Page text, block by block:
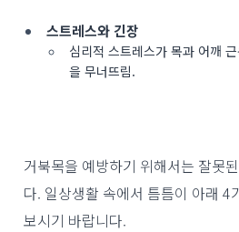
스트레스와 긴장
심리적 스트레스가 목과 어깨
을 무너뜨림.
거북목을 예방하기 위해서는 잘못
다. 일상생활 속에서 틈틈이 아래 4
보시기 바랍니다.